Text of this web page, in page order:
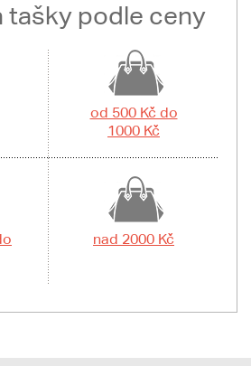
tašky podle ceny
od 500 Kč do
1000 Kč
nad 2000 Kč